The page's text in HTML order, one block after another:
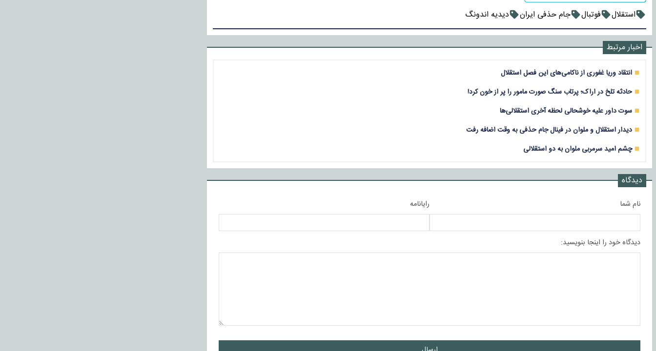
استقلال فوتبال جام حذفی ایران دیدیه اندونگ
اخبار مرتبط
انتقاد وریا غفوری از ناکامی‌های این فصل استقلال
حادثه تلخ در اراک؛ پرتاب سنگ صورت مامور را پر از خون کرد!
سوت داور علیه خوشحالی لحظه آخری استقلالی‌ها
دیدار استقلال و ملوان در فینال جام حذفی به وقت اضافه رفت
چشم امید سرمربی ملوان به دو استقلالی
دیدگاه
نام شما رایانامه
دیدگاه خود را اینجا بنویسید: